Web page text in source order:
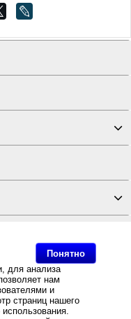
Понятно
для анализа
нам
и
страниц нашего
для автоматизации общепита и
© 2008-2026.